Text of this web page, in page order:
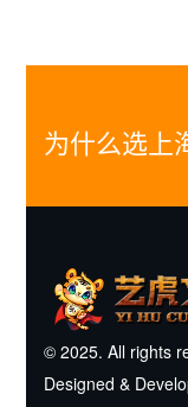
为什么选上
© 2025. All rights
Designed &